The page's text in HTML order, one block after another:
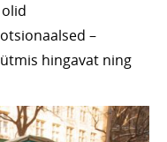
–
hingavat ning